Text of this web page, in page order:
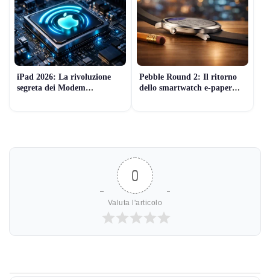
iPad 2026: La rivoluzione
segreta dei Modem
Pebble Round 2: Il ritorno
dello smartwatch e-paper
0
Valuta l'articolo